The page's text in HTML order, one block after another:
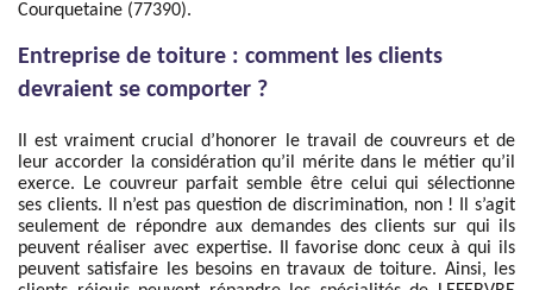
Courquetaine (77390).
Entreprise de toiture : comment les clients
devraient se comporter ?
Il est vraiment crucial d’honorer le travail de couvreurs et de
leur accorder la considération qu’il mérite dans le métier qu’il
exerce. Le couvreur parfait semble être celui qui sélectionne
ses clients. Il n’est pas question de discrimination, non ! Il s’agit
seulement de répondre aux demandes des clients sur qui ils
peuvent réaliser avec expertise. Il favorise donc ceux à qui ils
peuvent satisfaire les besoins en travaux de toiture. Ainsi, les